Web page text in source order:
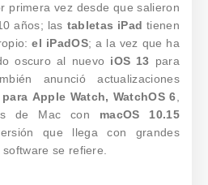
primera vez desde que salieron
años; las tabletas iPadtienen
el iPadOS; a la vez que ha
oscuro al nuevo iOS 13 para
anunció actualizaciones
Apple Watch, WatchOS 6
de Mac con macOS 10.15
que llega con grandes
se refiere.